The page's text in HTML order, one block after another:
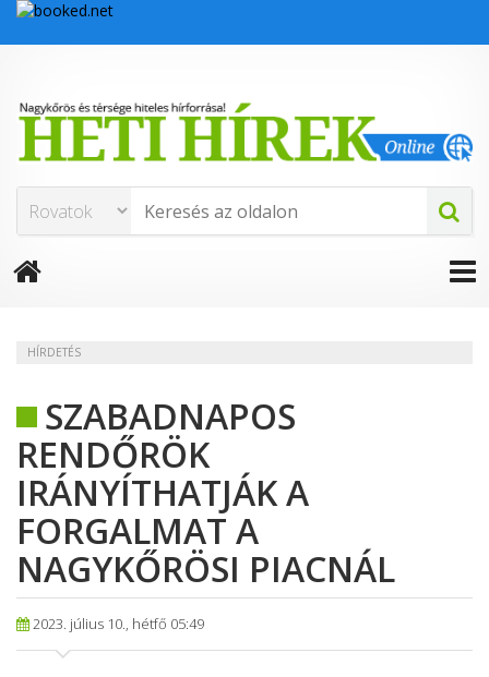
HÍRDETÉS
SZABADNAPOS
RENDŐRÖK
IRÁNYÍTHATJÁK A
FORGALMAT A
NAGYKŐRÖSI PIACNÁL
2023. július 10., hétfő 05:49